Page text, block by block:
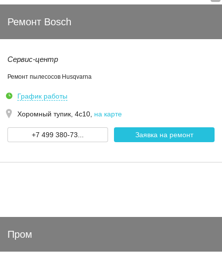
Ремонт Bosch
Сервис-центр
Ремонт пылесосов Husqvarna
График работы
Хоромный тупик, 4с10 на карте
+7 499 380-73... Заявка на ремонт
Пром